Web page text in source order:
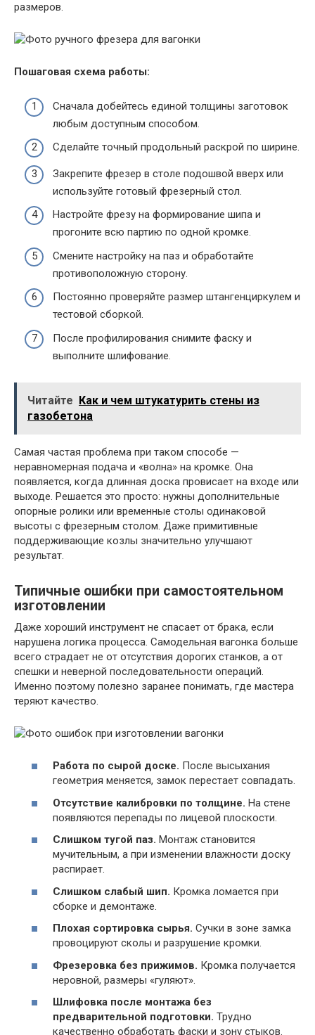
размеров.
Пошаговая схема работы:
Сначала добейтесь единой толщины заготовок
любым доступным способом.
Сделайте точный продольный раскрой по ширине.
Закрепите фрезер в столе подошвой вверх или
используйте готовый фрезерный стол.
Настройте фрезу на формирование шипа и
прогоните всю партию по одной кромке.
Смените настройку на паз и обработайте
противоположную сторону.
Постоянно проверяйте размер штангенциркулем и
тестовой сборкой.
После профилирования снимите фаску и
выполните шлифование.
Читайте Как и чем штукатурить стены из
газобетона
Самая частая проблема при таком способе —
неравномерная подача и «волна» на кромке. Она
появляется, когда длинная доска провисает на входе или
выходе. Решается это просто: нужны дополнительные
опорные ролики или временные столы одинаковой
высоты с фрезерным столом. Даже примитивные
поддерживающие козлы значительно улучшают
результат.
Типичные ошибки при самостоятельном
изготовлении
Даже хороший инструмент не спасает от брака, если
нарушена логика процесса. Самодельная вагонка больше
всего страдает не от отсутствия дорогих станков, а от
спешки и неверной последовательности операций.
Именно поэтому полезно заранее понимать, где мастера
теряют качество.
Работа по сырой доске. После высыхания
геометрия меняется, замок перестает совпадать.
Отсутствие калибровки по толщине. На стене
появляются перепады по лицевой плоскости.
Слишком тугой паз. Монтаж становится
мучительным, а при изменении влажности доску
распирает.
Слишком слабый шип. Кромка ломается при
сборке и демонтаже.
Плохая сортировка сырья. Сучки в зоне замка
провоцируют сколы и разрушение кромки.
Фрезеровка без прижимов. Кромка получается
неровной, размеры «гуляют».
Шлифовка после монтажа без
предварительной подготовки. Трудно
качественно обработать фаски и зону стыков.